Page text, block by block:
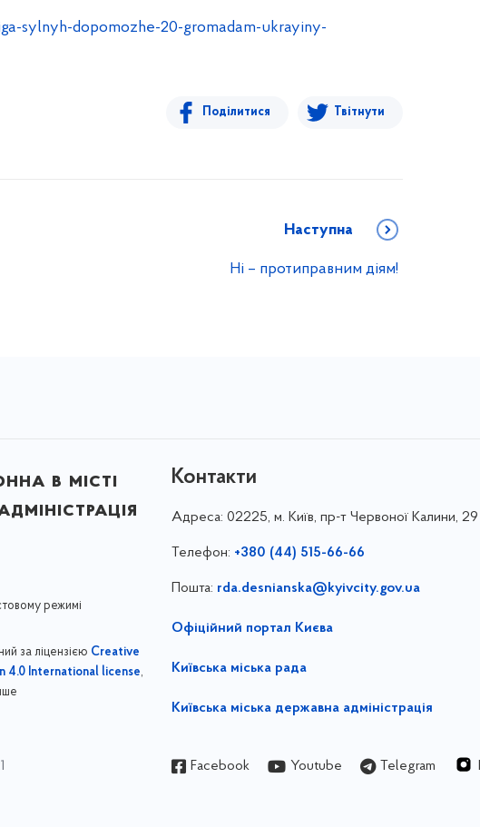
sylnyh-dopomozhe-20-gromadam-ukrayiny-
Поділитися Твітнути
Наступна
Ні – протиправним діям!
в місті
режимі
за ліцензією Creative
4.0 International license,
Контакти
Адреса: 02225, м. Київ, пр-т Червоної Калини, 29
Телефон: +380 (44) 515-66-66
Пошта: rda.desnianska@kyivcity.gov.ua
Офіційний портал Києва
Київська міська рада
Київська міська державна адміністрація
Facebook Youtube Telegram